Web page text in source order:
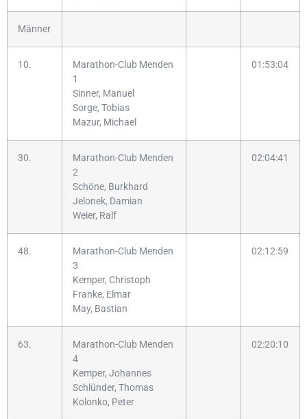
Männer
10.
Marathon-Club Menden
1
Sinner, Manuel
Sorge, Tobias
Mazur, Michael
01:53:04
30.
Marathon-Club Menden
2
Schöne, Burkhard
Jelonek, Damian
Weier, Ralf
02:04:41
48.
Marathon-Club Menden
3
Kemper, Christoph
Franke, Elmar
May, Bastian
02:12:59
63.
Marathon-Club Menden
4
Kemper, Johannes
Schlünder, Thomas
Kolonko, Peter
02:20:10